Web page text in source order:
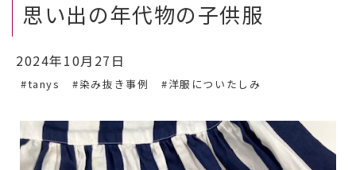
思い出の年代物の子供服
2024年10月27日
#tanys #染み抜き事例 #洋服についたしみ